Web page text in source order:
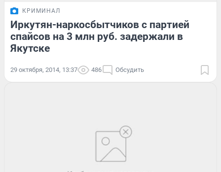
КРИМИНАЛ
Иркутян-наркосбытчиков с партией
спайсов на 3 млн руб. задержали в
Якутске
29 октября, 2014, 13:37 486 Обсудить